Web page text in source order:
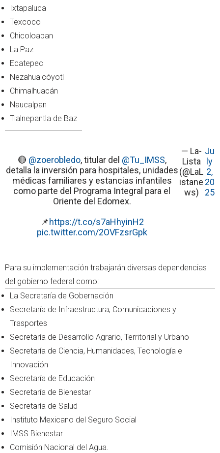
Ixtapaluca
Texcoco
Chicoloapan
La Paz
Ecatepec
Nezahualcóyotl
Chimalhuacán
Naucalpan
Tlalnepantla de Baz
🔴 @zoerobledo, titular del @Tu_IMSS,
detalla la inversión para hospitales, unidades
médicas familiares y estancias infantiles
como parte del Programa Integral para el
Oriente del Edomex.
📌https://t.co/s7aHhyinH2
pic.twitter.com/2OVFzsrGpk
— La-
Lista
(@LaL
istane
ws)
Ju
ly
2,
20
25
Para su implementación trabajarán diversas dependencias
del gobierno federal como:
La Secretaría de Gobernación
Secretaría de Infraestructura, Comunicaciones y
Trasportes
Secretaría de Desarrollo Agrario, Territorial y Urbano
Secretaría de Ciencia, Humanidades, Tecnología e
Innovación
Secretaría de Educación
Secretaría de Bienestar
Secretaría de Salud
Instituto Mexicano del Seguro Social
IMSS Bienestar
Comisión Nacional del Agua.